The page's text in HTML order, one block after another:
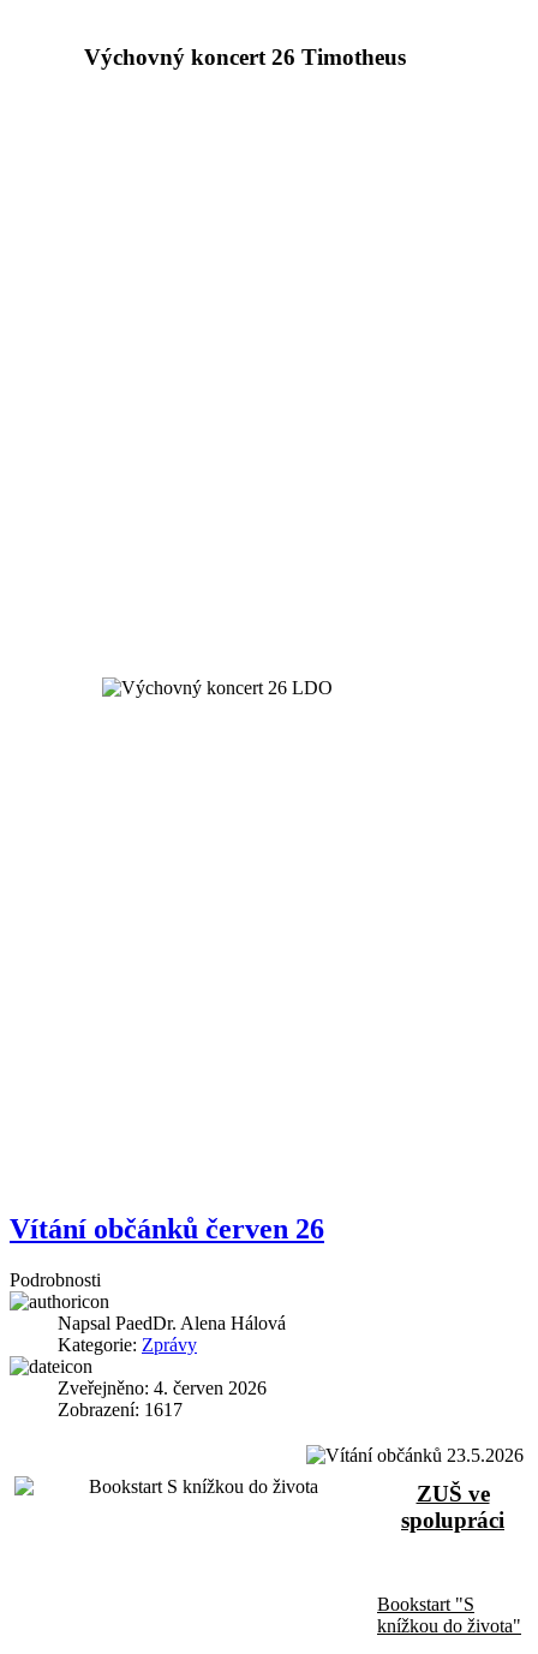
Vítání občánků červen 26
Podrobnosti
Napsal PaedDr. Alena Hálová
Kategorie: Zprávy
Zveřejněno: 4. červen 2026
Zobrazení: 1617
ZUŠ ve
spolupráci
Bookstart "S
knížkou do života"